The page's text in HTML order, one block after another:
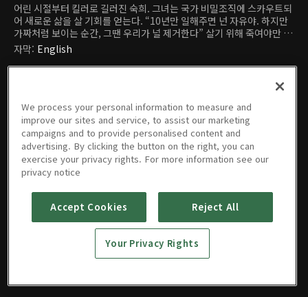
어린 시절부터 킬러로 길러진 숙희. 그녀는 국가 비밀조직에 스카우트되
어 새로운 삶을 살 기회를 얻는다. “10년만 일해주면 넌 자유야. 하지만
가짜처럼 보이는 순간, 그땐 우리가 널 제거한다” 살기 위해 죽여야만 하
는 킬러 숙희 앞에 진실을 숨긴 의문의 두 남자가 등장하고, 자신을 둘러
싼 엄청난 비밀에 마주하게 되면서 운명에 맞서기 시작하는데...
자막: English
영화
We process your personal information to measure and
improve our sites and service, to assist our marketing
campaigns and to provide personalised content and
advertising. By clicking the button on the right, you can
exercise your privacy rights. For more information see our
privacy notice
Accept Cookies Reject All
Your Privacy Rights